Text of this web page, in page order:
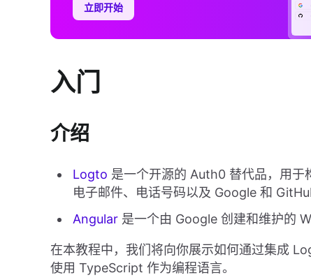
立即开始
入门
介绍
Logto 是一个开源的 Auth0 替代品，用于
电子邮件、电话号码以及 Google 和
Angular 是一个由 Google 创建和维护的
在本教程中，我们将向你展示如何通过集成
使用 TypeScript 作为编程语言。